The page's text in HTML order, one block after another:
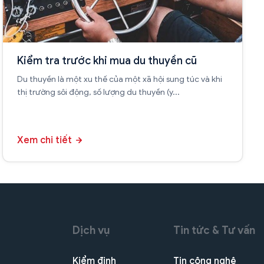
Kiểm tra trước khi mua du thuyền cũ
Du thuyền là một xu thế của một xã hội sung túc và khi
thị trường sôi động, số lượng du thuyền (y...
Xem chi tiết
Dịch vụ
Kiểm định
Tin tức & Tư vấn
Tin công nghệ